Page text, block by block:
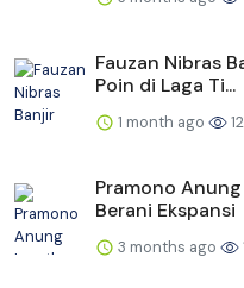
Fauzan Nibras
Poin di Laga Ti...
1 month ago
Pramono
Berani Ekspansi
3 months ago